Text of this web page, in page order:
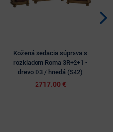
Kožená sedacia súprava s
rozkladom Roma 3R+2+1 -
drevo D3 / hnedá (S42)
2717.00 €